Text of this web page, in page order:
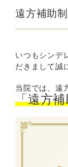
遠方補助
いつもシンデ
だきまして誠
当院では、遠
「遠方